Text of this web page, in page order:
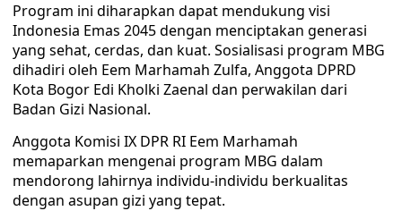
Program ini diharapkan dapat mendukung visi
Indonesia Emas 2045 dengan menciptakan generasi
yang sehat, cerdas, dan kuat. Sosialisasi program MBG
dihadiri oleh Eem Marhamah Zulfa, Anggota DPRD
Kota Bogor Edi Kholki Zaenal dan perwakilan dari
Badan Gizi Nasional.
Anggota Komisi IX DPR RI Eem Marhamah
memaparkan mengenai program MBG dalam
mendorong lahirnya individu-individu berkualitas
dengan asupan gizi yang tepat.